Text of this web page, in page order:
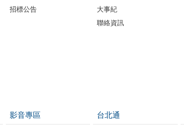
招標公告
大事紀
聯絡資訊
影音專區 台北通